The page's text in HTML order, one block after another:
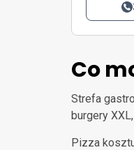
Co
Strefa
burgery
Pizza